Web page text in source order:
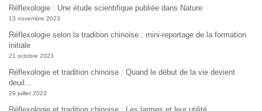
Réflexologie : Une étude scientifique publiée dans Nature
13 novembre 2023
Réflexologie selon la tradition chinoise : mini-reportage de la formation
initiale
21 octobre 2023
Réflexologie et tradition chinoise : Quand le début de la vie devient
deuil…
29 juillet 2023